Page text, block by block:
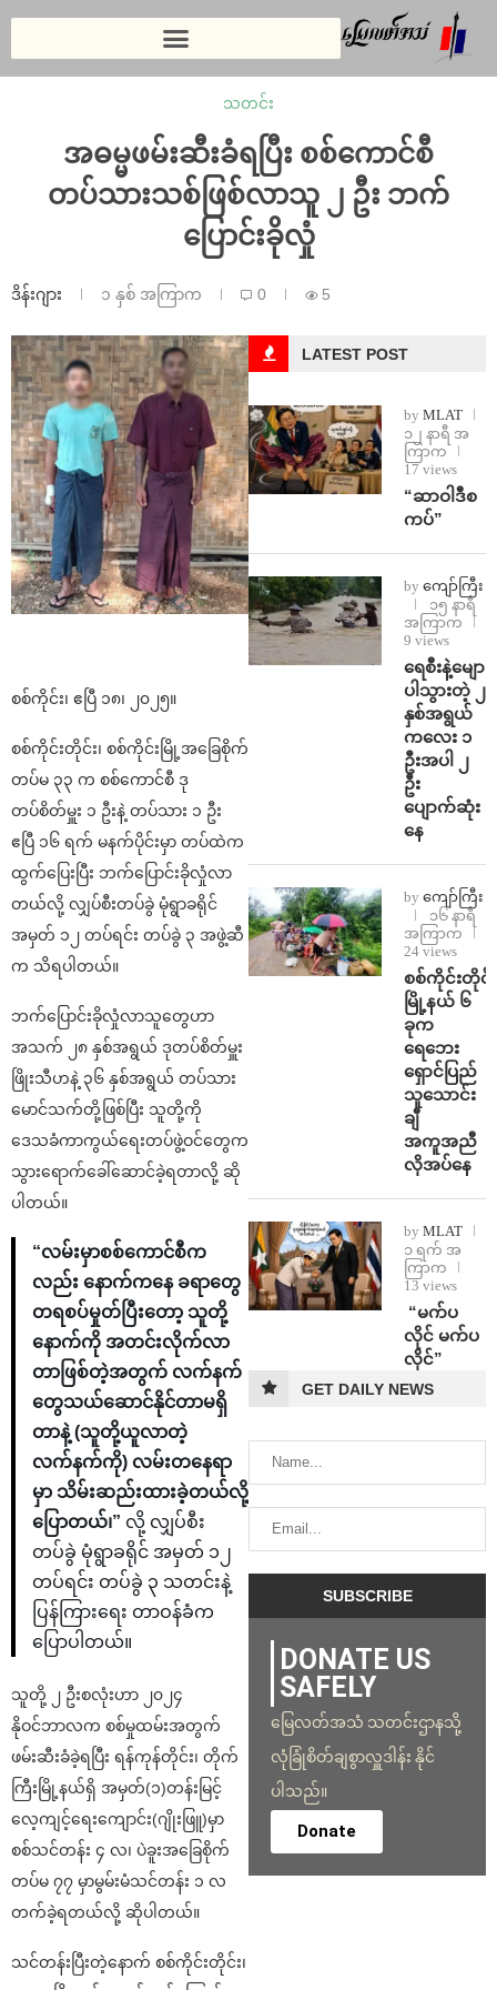
သတင်း
အဓမ္မဖမ်းဆီးခံရပြီး စစ်ကောင်စီ
တပ်သားသစ်ဖြစ်လာသူ ၂ ဦး ဘက်
ပြောင်းခိုလှုံ
ဒိန်းဂျား ၁ နှစ် အကြာက 0 5
စစ်ကိုင်း၊ ဧပြီ ၁၈၊ ၂၀၂၅။
စစ်ကိုင်းတိုင်း၊ စစ်ကိုင်းမြို့အခြေစိုက်
တပ်မ ၃၃ က စစ်ကောင်စီ ဒု
တပ်စိတ်မှူး ၁ ဦးနဲ့ တပ်သား ၁ ဦး
ဧပြီ ၁၆ ရက် မနက်ပိုင်းမှာ တပ်ထဲက
ထွက်ပြေးပြီး ဘက်ပြောင်းခိုလှုံလာ
တယ်လို့ လျှပ်စီးတပ်ခွဲ မုံရွာခရိုင်
အမှတ် ၁၂ တပ်ရင်း တပ်ခွဲ ၃ အဖွဲ့ဆီ
က သိရပါတယ်။
ဘက်ပြောင်းခိုလှုံလာသူတွေဟာ
အသက် ၂၈ နှစ်အရွယ် ဒုတပ်စိတ်မှူး
ဖြိုးသီဟနဲ့ ၃၆ နှစ်အရွယ် တပ်သား
မောင်သက်တို့ဖြစ်ပြီး သူတို့ကို
ဒေသခံကာကွယ်ရေးတပ်ဖွဲ့ဝင်တွေက
သွားရောက်ခေါ်ဆောင်ခဲ့ရတာလို့ ဆို
ပါတယ်။
“လမ်းမှာစစ်ကောင်စီက
လည်း နောက်ကနေ ခရာတွေ
တရစပ်မှုတ်ပြီးတော့ သူတို့
နောက်ကို အတင်းလိုက်လာ
တာဖြစ်တဲ့အတွက် လက်နက်
တွေသယ်ဆောင်နိုင်တာမရှိ
တာနဲ့ (သူတို့ယူလာတဲ့
လက်နက်ကို) လမ်းတနေရာ
မှာ သိမ်းဆည်းထားခဲ့တယ်လို့
ပြောတယ်၊” လို့ လျှပ်စီး
တပ်ခွဲ မုံရွာခရိုင် အမှတ် ၁၂
တပ်ရင်း တပ်ခွဲ ၃ သတင်းနဲ့
ပြန်ကြားရေး တာဝန်ခံက
ပြောပါတယ်။
သူတို့ ၂ ဦးစလုံးဟာ ၂၀၂၄
နိုဝင်ဘာလက စစ်မှုထမ်းအတွက်
ဖမ်းဆီးခံခဲ့ရပြီး ရန်ကုန်တိုင်း၊ တိုက်
ကြီးမြို့နယ်ရှိ အမှတ်(၁)တန်းမြင့်
လေ့ကျင့်ရေးကျောင်း(ဂျိုးဖြူ)မှာ
စစ်သင်တန်း ၄ လ၊ ပဲခူးအခြေစိုက်
တပ်မ ၇၇ မှာမွမ်းမံသင်တန်း ၁ လ
တက်ခဲ့ရတယ်လို့ ဆိုပါတယ်။
သင်တန်းပြီးတဲ့နောက် စစ်ကိုင်းတိုင်း၊
LATEST POST
by MLAT
၁၂ နာရီ အ
ကြာက
17 views
“ဆာဝါဒီစ
ကပ်”
by ကျော်ကြီး
၁၅ နာရီ
အကြာက
9 views
ရေစီးနဲ့မျော
ပါသွားတဲ့ ၂
နှစ်အရွယ်
ကလေး ၁
ဦးအပါ ၂
ဦး
ပျောက်ဆုံး
နေ
by ကျော်ကြီး
၁၆ နာရီ
အကြာက
24 views
စစ်ကိုင်းတိုင်း
မြို့နယ် ၆
ခုက
ရေဘေး
ရှောင်ပြည်
သူသောင်း
ချီ
အကူအညီ
လိုအပ်နေ
by MLAT
၁ ရက် အ
ကြာက
13 views
⁨ ⁨“မက်ပ
လိုင် မက်ပ
လိုင်”
GET DAILY NEWS
DONATE US
SAFELY
မြေလတ်အသံ သတင်းဌာနသို့
လုံခြုံစိတ်ချစွာလှူဒါန်း နိုင်
ပါသည်။
Donate